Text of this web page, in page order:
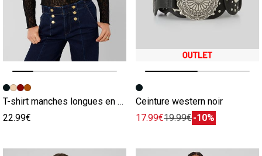
Image précédente
Image suivante
T-shirt manches longues en dentelle noir
22.99€
Image précédente
Image suivante
Ceinture western noir
17.99€19.99€-10%